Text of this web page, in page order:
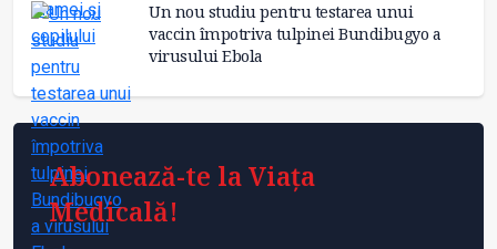
Un nou studiu pentru testarea unui
vaccin împotriva tulpinei Bundibugyo a
virusului Ebola
Abonează-te la Viața
Medicală!